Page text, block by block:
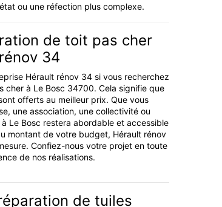
ou une réfection plus complexe.
de toit pas cher
34
Hérault rénov 34 si vous recherchez
cher à Le Bosc 34700. Cela signifie que
offerts au meilleur prix. Que vous
une association, une collectivité ou
Le Bosc restera abordable et accessible
montant de votre budget, Hérault rénov
Confiez-nous votre projet en toute
de nos réalisations.
de tuiles